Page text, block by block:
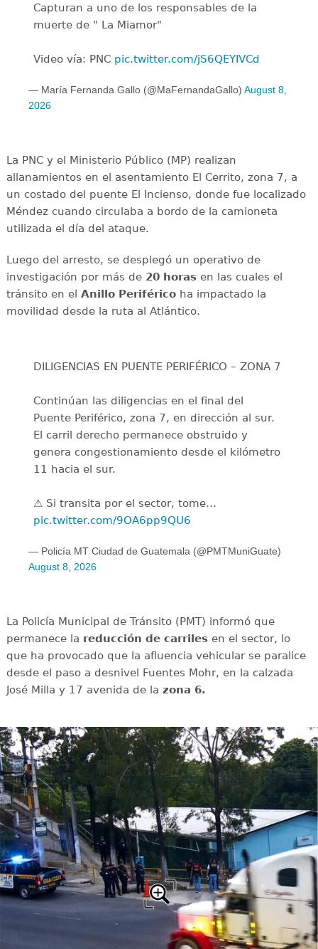
Capturan a uno de los responsables de la
muerte de " La Miamor"
Video vía: PNC pic.twitter.com/jS6QEYIVCd
— María Fernanda Gallo (@MaFernandaGallo) August 8,
2026
La PNC y el Ministerio Público (MP) realizan
allanamientos en el asentamiento El Cerrito, zona 7, a
un costado del puente El Incienso, donde fue localizado
Méndez cuando circulaba a bordo de la camioneta
utilizada el día del ataque.
Luego del arresto, se desplegó un operativo de
investigación por más de 20 horasen las cuales el
tránsito en el Anillo Periféricoha impactado la
movilidad desde la ruta al Atlántico.
DILIGENCIAS EN PUENTE PERIFÉRICO – ZONA 7
Continúan las diligencias en el final del
Puente Periférico, zona 7, en dirección al sur.
El carril derecho permanece obstruido y
genera congestionamiento desde el kilómetro
11 hacia el sur.
⚠️ Si transita por el sector, tome…
pic.twitter.com/9OA6pp9QU6
— Policía MT Ciudad de Guatemala (@PMTMuniGuate)
August 8, 2026
La Policía Municipal de Tránsito (PMT) informó que
permanece la reducción de carrilesen el sector, lo
que ha provocado que la afluencia vehicular se paralice
desde el paso a desnivel Fuentes Mohr, en la calzada
José Milla y 17 avenida de la zona 6.